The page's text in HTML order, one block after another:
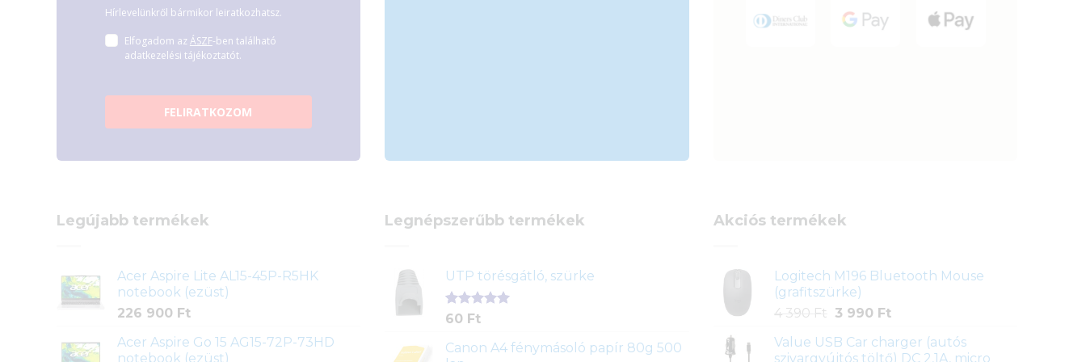
Hírlevelünkről bármikor leiratkozhatsz.
Elfogadom az ÁSZF-ben található
adatkezelési tájékoztatót.
FELIRATKOZOM
Legújabb termékek
Acer Aspire Lite AL15-45P-R5HK
notebook (ezüst)
226 900 Ft
Acer Aspire Go 15 AG15-72P-73HD
notebook (ezüst)
Legnépszerűbb termékek
UTP törésgátló, szürke
Értékelés
ből,
1
értékelés
60 Ft
Canon A4 fénymásoló papír 80g 500
Akciós termékek
Logitech M196 Bluetooth Mouse
(grafitszürke)
4 390 Ft
Original
was:
3 990 FtCurrent
is:
Value USB Car charger (autós
szivargyújtós töltő) DC 2,1A, micro